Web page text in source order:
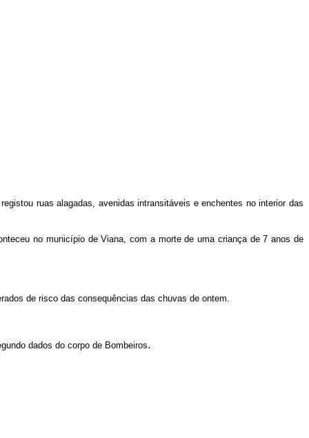
ruas alagadas, avenidas intransitáveis e enchentes no interior das
no município de Viana, com a morte de uma criança de 7 anos de
de risco das consequências das chuvas de ontem.
dados do corpo de Bombeiros.